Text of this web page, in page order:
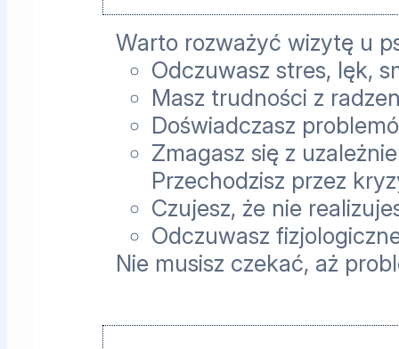
Warto rozważyć wizytę u
Odczuwasz stres, lęk,
Masz trudności z
Doświadczasz
Zmagasz się z
Przechodzisz przez
Czujesz, że nie
Odczuwasz
Nie musisz czekać, aż